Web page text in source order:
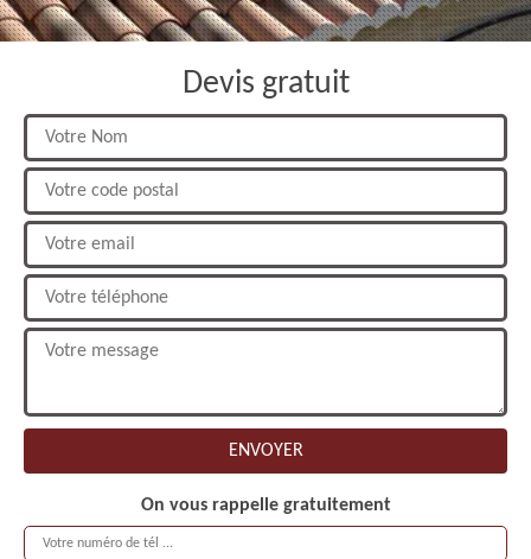
Devis gratuit
On vous rappelle gratuitement